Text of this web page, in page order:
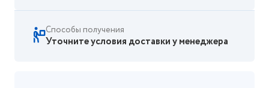
Способы получения
Уточните условия доставки у менеджера